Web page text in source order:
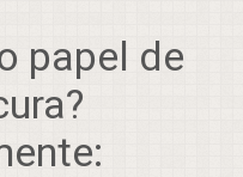
papel de